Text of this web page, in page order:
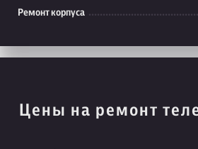
Ремонт корпуса
Цены на ремонт